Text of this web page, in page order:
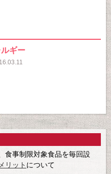
ギー
食事制限対象食品を毎回設
リット について